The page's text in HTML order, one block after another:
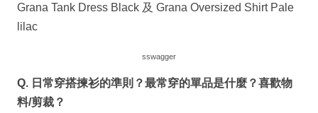
Grana Tank Dress Black 及 Grana Oversized Shirt Pale
lilac
sswagger
Q. 日常穿搭揀衫的準則？最常穿的單品是什麼？喜歡物
料/剪裁？